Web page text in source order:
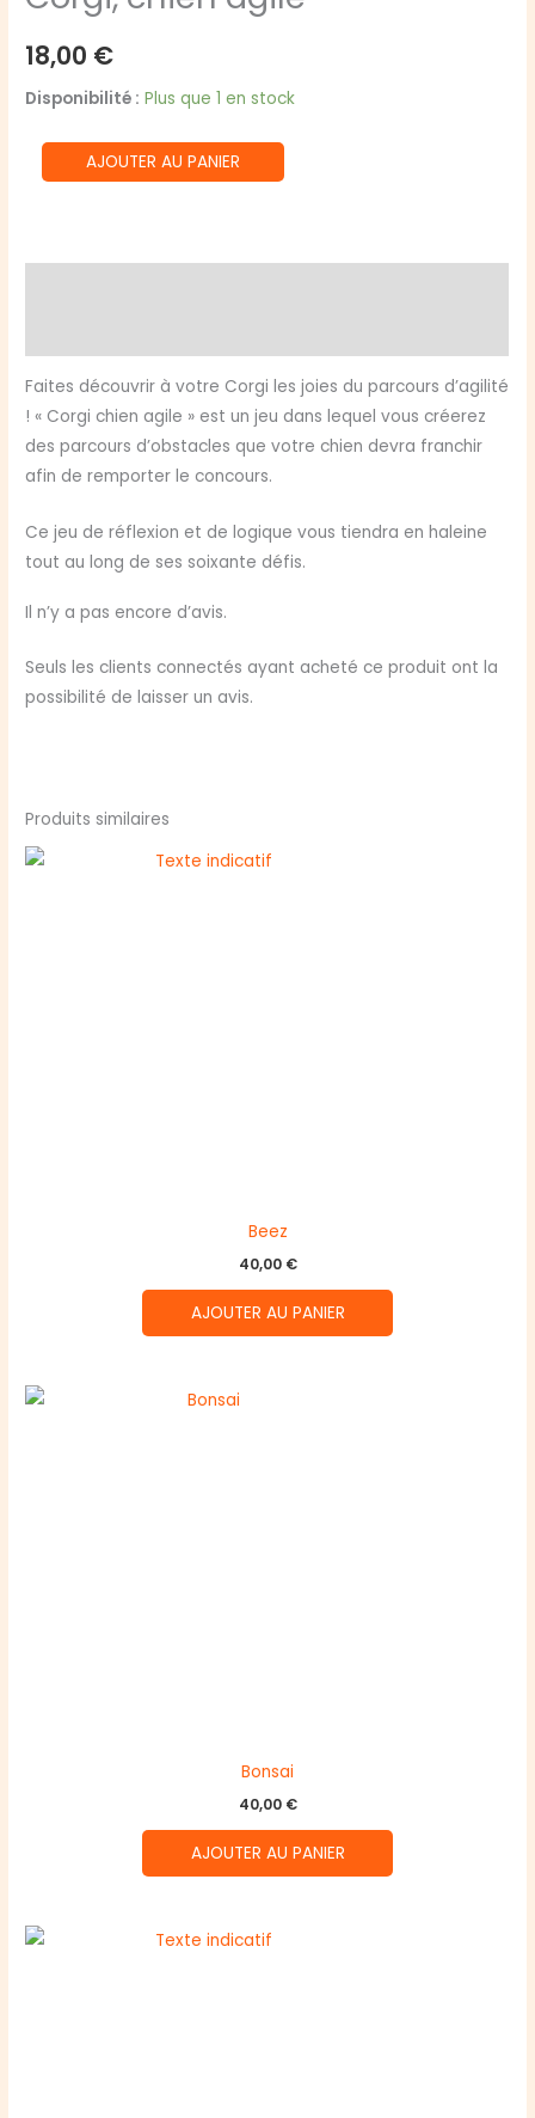
18,00 €
Disponibilité : Plus que 1 en stock
quantité
de
AJOUTER AU PANIER
Faites découvrir à votre Corgi les joies du parcours d’agilité
! « Corgi chien agile » est un jeu dans lequel vous créerez
des parcours d’obstacles que votre chien devra franchir
afin de remporter le concours.
Ce jeu de réflexion et de logique vous tiendra en haleine
tout au long de ses soixante défis.
Il n’y a pas encore d’avis.
Seuls les clients connectés ayant acheté ce produit ont la
possibilité de laisser un avis.
Produits similaires
Beez
40,00 €
AJOUTER AU PANIER
Bonsai
40,00 €
AJOUTER AU PANIER